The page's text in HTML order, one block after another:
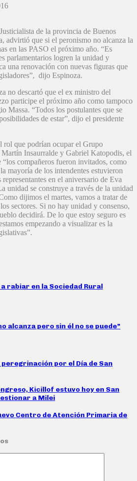
de la provincia de Buenos
advirtió que si el peronismo no alcanza la
en las PASO el próximo año. “Es
parlamentarios logren la unidad y
una renovación con nuevas figuras que
dijo Espinoza.
no descartó que el ex ministro del
participe el próximo año como tampoco
Massa. “Todos los postulantes que se
de estar”, dijo el presidente
rol que podrían ocupar el Grupo
Martín Insaurralde y Gabriel Katopodis, el
compañeros fueron invitados, como
mayoría de los intendentes estuvieron
representantes en el aniversario de Eva
unidad se construye a través de la unidad
dijimos el martes, vamos a tratar de
sectores. Si no hay unidad y consenso,
decidirá. De lo que estoy seguro es
empezando a visualizar es la
rabiar en la Sociedad Rural
alcanza pero sin él no se puede”
por el Día de San
Kicillof estuvo hoy en San
a Milei
Centro de Atención Primaria de